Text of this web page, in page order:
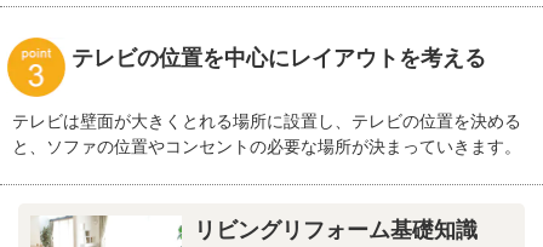
テレビの位置を中心にレイアウトを考える
テレビは壁面が大きくとれる場所に設置し、テレビの位置を決める
と、ソファの位置やコンセントの必要な場所が決まっていきます。
リビングリフォーム基礎知識